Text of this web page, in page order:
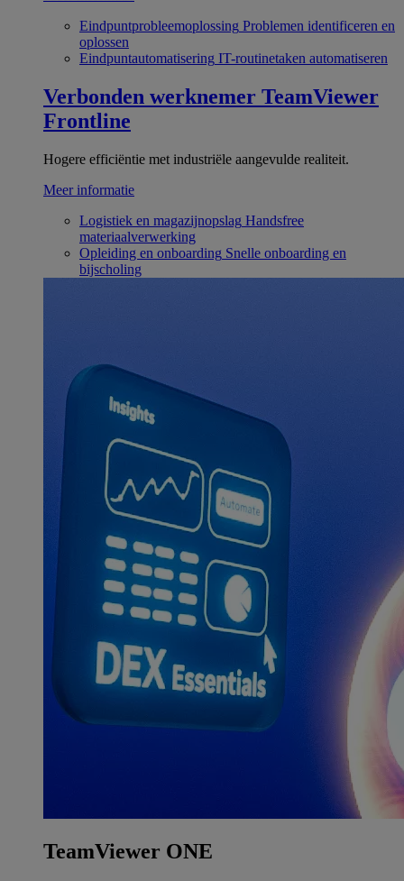
Eindpuntprobleemoplossing Problemen identificeren en
oplossen
Eindpuntautomatisering IT-routinetaken automatiseren
Verbonden werknemer TeamViewer
Frontline
Hogere efficiëntie met industriële aangevulde realiteit.
Meer informatie
Logistiek en magazijnopslag Handsfree
materiaalverwerking
Opleiding en onboarding Snelle onboarding en
bijscholing
TeamViewer ONE